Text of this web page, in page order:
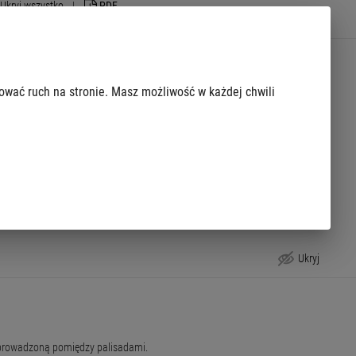
Ukryj wszystko | PDF
Ukryj
Dojazd autobusami linii 142 i 146.
ławek i stołów piknikowych. Znajduje się tu również duża polana
za rozwiązania proekologiczne.
pomiędzy palisadami.
ruch na stronie. Masz możliwość w każdej chwili